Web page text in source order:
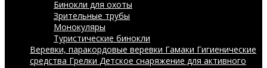
Бинокли для охоты
Зрительные трубы
Монокуляры
Туристические бинокли
Веревки, паракордовые веревки Гамаки Гигиенические
средства Грелки Детское снаряжение для активного